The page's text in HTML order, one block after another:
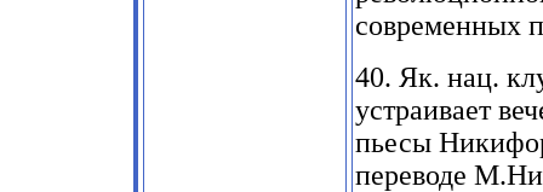
современных
40. Як. нац.
устраивает
пьесы
переводе